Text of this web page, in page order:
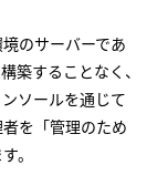
のサーバーであ
築することなく、
ソールを通じて
を「管理のため
。